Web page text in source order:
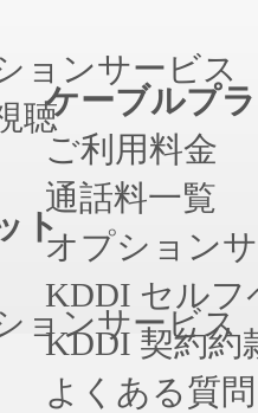
ョンサービス
聴
ト
ョンサービス
ケーブルプ
ご利用料金
通話料一覧
オプション
KDDI セルフ
KDDI 契約約
よくある質問